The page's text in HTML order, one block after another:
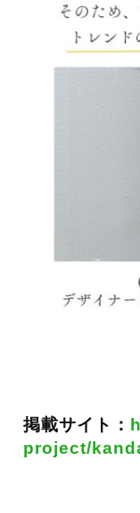
掲載サイト：
project/